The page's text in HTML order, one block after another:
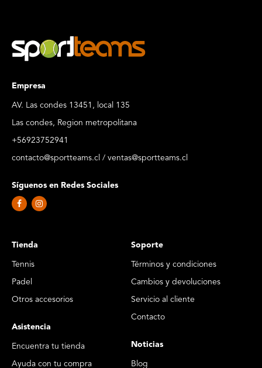
Empresa
AV. Las condes 13451, local 135
Las condes, Region metropolitana
+56923752941
contacto@sportteams.cl / ventas@sportteams.cl
Síguenos en Redes Sociales
Tienda
Tennis
Padel
Otros accesorios
Asistencia
Encuentra tu tienda
Ayuda con tu compra
Soporte
Términos y condiciones
Cambios y devoluciones
Servicio al cliente
Contacto
Noticias
Blog